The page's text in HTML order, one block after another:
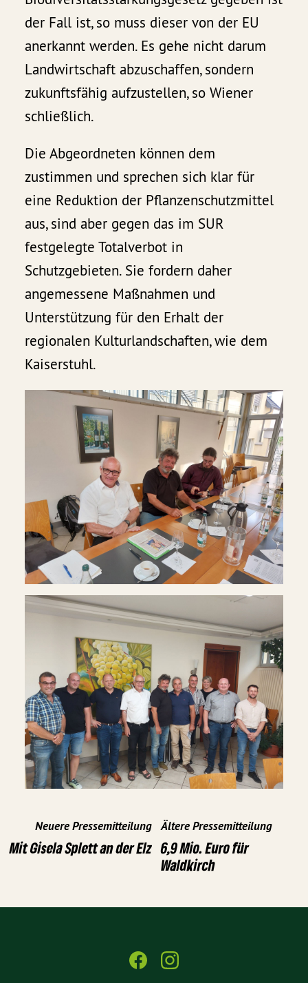
der Fall ist, so muss dieser von der EU
anerkannt werden. Es gehe nicht darum
Landwirtschaft abzuschaffen, sondern
zukunftsfähig aufzustellen, so Wiener
schließlich.
Die Abgeordneten können dem
zustimmen und sprechen sich klar für
eine Reduktion der Pflanzenschutzmittel
aus, sind aber gegen das im SUR
festgelegte Totalverbot in
Schutzgebieten. Sie fordern daher
angemessene Maßnahmen und
Unterstützung für den Erhalt der
regionalen Kulturlandschaften, wie dem
Kaiserstuhl.
Neuere Pressemitteilung
Mit Gisela Splett an der Elz
Ältere Pressemitteilung
6,9 Mio. Euro für
Waldkirch